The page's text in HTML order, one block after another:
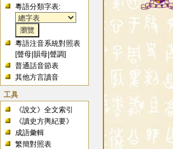
粵語分類字表:
粵語注音系統對照表
[聲母 |韻母 |聲調]
普通話音節表
其他方言讀音
工具
《說文》全文索引
《讀史方輿紀要》
成語彙輯
繁簡對照表